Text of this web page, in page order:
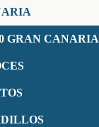
GRAN CANARIA